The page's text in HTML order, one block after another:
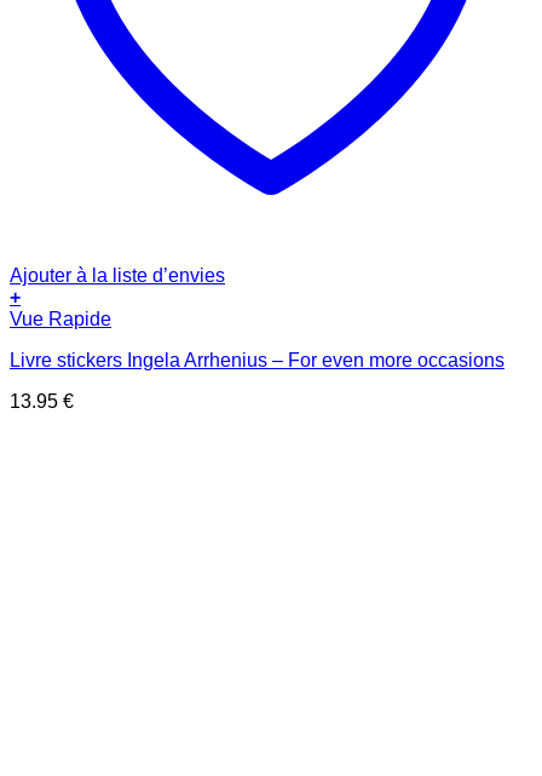
Ajouter à la liste d’envies
+
Vue Rapide
Livre stickers Ingela Arrhenius – For even more occasions
13.95 €